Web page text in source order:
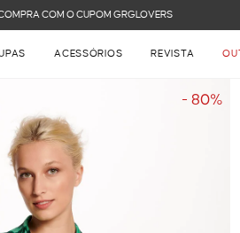
COMPRAS ACIMA DE R$ 899
ACESSÓRIOS REVISTA
- 80%